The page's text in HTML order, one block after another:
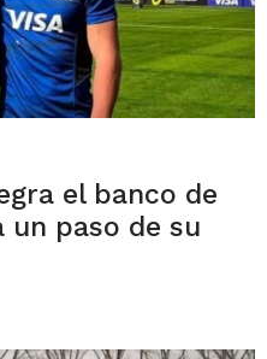
el banco de
un paso de su